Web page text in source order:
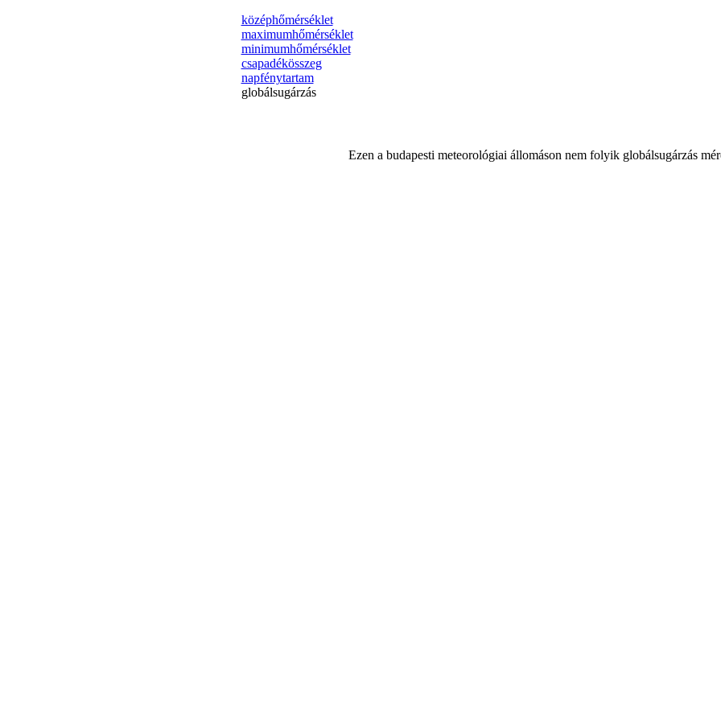
középhőmérséklet
maximumhőmérséklet
minimumhőmérséklet
csapadékösszeg
napfénytartam
globálsugárzás
Ezen a budapesti meteorológiai állomáson nem folyik globálsugárzás